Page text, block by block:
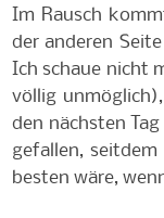
Im Rausch
der anderen
Ich schaue nicht
völlig
den nächsten
gefallen,
besten wäre,